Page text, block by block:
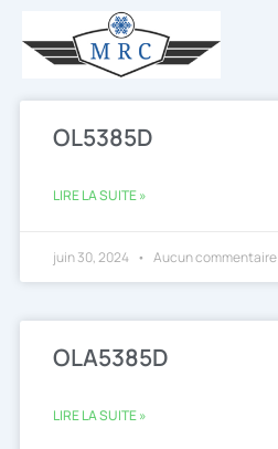
contenu
OL5385D
LIRE LA SUITE »
juin 30, 2024 Aucun commentaire
OLA5385D
LIRE LA SUITE »